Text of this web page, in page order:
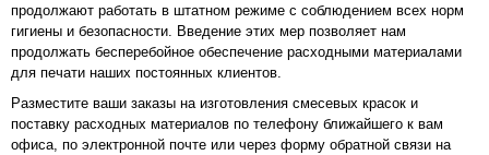
продолжают работать в штатном режиме с соблюдением всех норм
гигиены и безопасности. Введение этих мер позволяет нам
продолжать бесперебойное обеспечение расходными материалами
для печати наших постоянных клиентов.
Разместите ваши заказы на изготовления смесевых красок и
поставку расходных материалов по телефону ближайшего к вам
офиса, по электронной почте или через форму обратной связи на